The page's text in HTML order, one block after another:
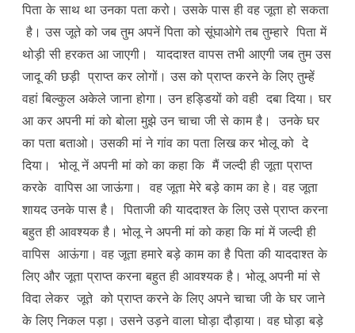
पिता के साथ था उनका पता करो। उसके पास ही वह जूता हो सकता
है। उस जूते को जब तुम अपनें पिता को सूंघाओगे तब तुम्हारे पिता में
थोड़ी सी हरकत आ जाएगी। याददाश्त वापस तभी आएगी जब तुम उस
जादू की छड़ी प्राप्त कर लोगों। उस को प्राप्त करने के लिए तुम्हें
वहां बिल्कुल अकेले जाना होगा। उन हड्डियों को वही दबा दिया। घर
आ कर अपनी मां को बोला मुझे उन चाचा जी से काम है। उनके घर
का पता बताओ। उसकी मां ने गांव का पता लिख कर भोलू को दे
दिया। भोलू नें अपनी मां को का कहा कि मैं जल्दी ही जूता प्राप्त
करके वापिस आ जाऊंगा। वह जूता मेरे बड़े काम का हे। वह जूता
शायद उनके पास है। पिताजी की याददाश्त के लिए उसे प्राप्त करना
बहुत ही आवश्यक है। भोलू ने अपनी मां को कहा कि मां में जल्दी ही
वापिस आऊंगा। वह जूता हमारे बड़े काम का है पिता की याददाश्त के
लिए और जूता प्राप्त करना बहुत ही आवश्यक है। भोलू अपनी मां से
विदा लेकर जूते को प्राप्त करने के लिए अपने चाचा जी के घर जाने
के लिए निकल पड़ा। उसने उड़ने वाला घोड़ा दौड़ाया। वह घोड़ा बड़े